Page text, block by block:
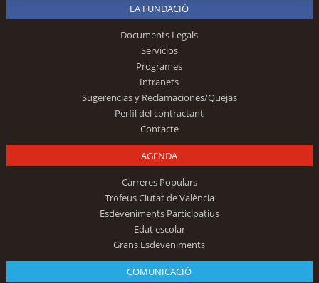
LA FUNDACIÓ
Documents Legals
Servicios
Programes
Intranets
Sugerencias y Reclamaciones/Quejas
Perfil del contractant
Contacte
AGENDA
Carreres Populars
Trofeus Ciutat de València
Esdeveniments Participatius
Edat escolar
Grans Esdeveniments
COMUNICACIÓ